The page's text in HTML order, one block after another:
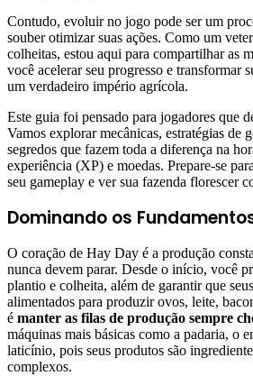
Contudo, evoluir no jogo pode ser um
souber otimizar suas ações. Como um
colheitas, estou aqui para compartilhar as
você acelerar seu progresso e transformar
um verdadeiro império agrícola.
Este guia foi pensado para jogadores que
Vamos explorar mecânicas, estratégias de
segredos que fazem toda a diferença na
experiência (XP) e moedas. Prepare-se
seu gameplay e ver sua fazenda florescer
Dominando os
O coração de Hay Day é a produção
nunca devem parar. Desde o início, você
plantio e colheita, além de garantir que
alimentados para produzir ovos, leite,
é manter as filas de produção sempre
máquinas mais básicas como a padaria, o
laticínio, pois seus produtos são
complexos.